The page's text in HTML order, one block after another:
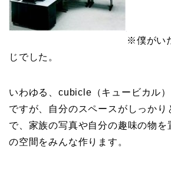
※僕がい
じでした。
いわゆる、cubicle（キュービカル
ですが、自分のスペースがしっかり
で、家族の写真や自分の趣味の物を
の空間をみんな作ります。